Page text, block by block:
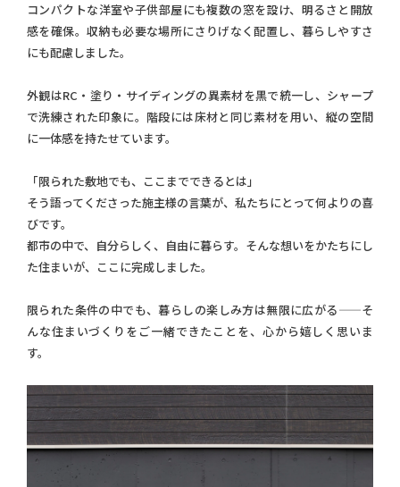
コンパクトな洋室や子供部屋にも複数の窓を設け、明るさと開放
感を確保。収納も必要な場所にさりげなく配置し、暮らしやすさ
にも配慮しました。
外観はRC・塗り・サイディングの異素材を黒で統一し、シャープ
で洗練された印象に。階段には床材と同じ素材を用い、縦の空間
に一体感を持たせています。
「限られた敷地でも、ここまでできるとは」
そう語ってくださった施主様の言葉が、私たちにとって何よりの喜
びです。
都市の中で、自分らしく、自由に暮らす。そんな想いをかたちにし
た住まいが、ここに完成しました。
限られた条件の中でも、暮らしの楽しみ方は無限に広がる——そ
んな住まいづくりをご一緒できたことを、心から嬉しく思いま
す。